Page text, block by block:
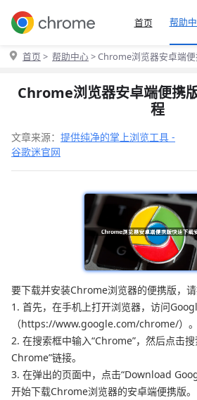
首页 帮助
首页 > 帮助中心> Chrome浏览器安卓端
Chrome浏览器安卓端便携
程
文章来源： 提供纯净的掌上浏览工具 -
谷歌迷官网
要下载并安装Chrome浏览器的便携版，请
1. 首先，在手机上打开浏览器，访问
（https://www.google.com/chrome/）。
2. 在搜索框中输入“Chrome”，然后点击
Chrome”链接。
3. 在弹出的页面中，点击“Download
开始下载Chrome浏览器的安卓端便携版。